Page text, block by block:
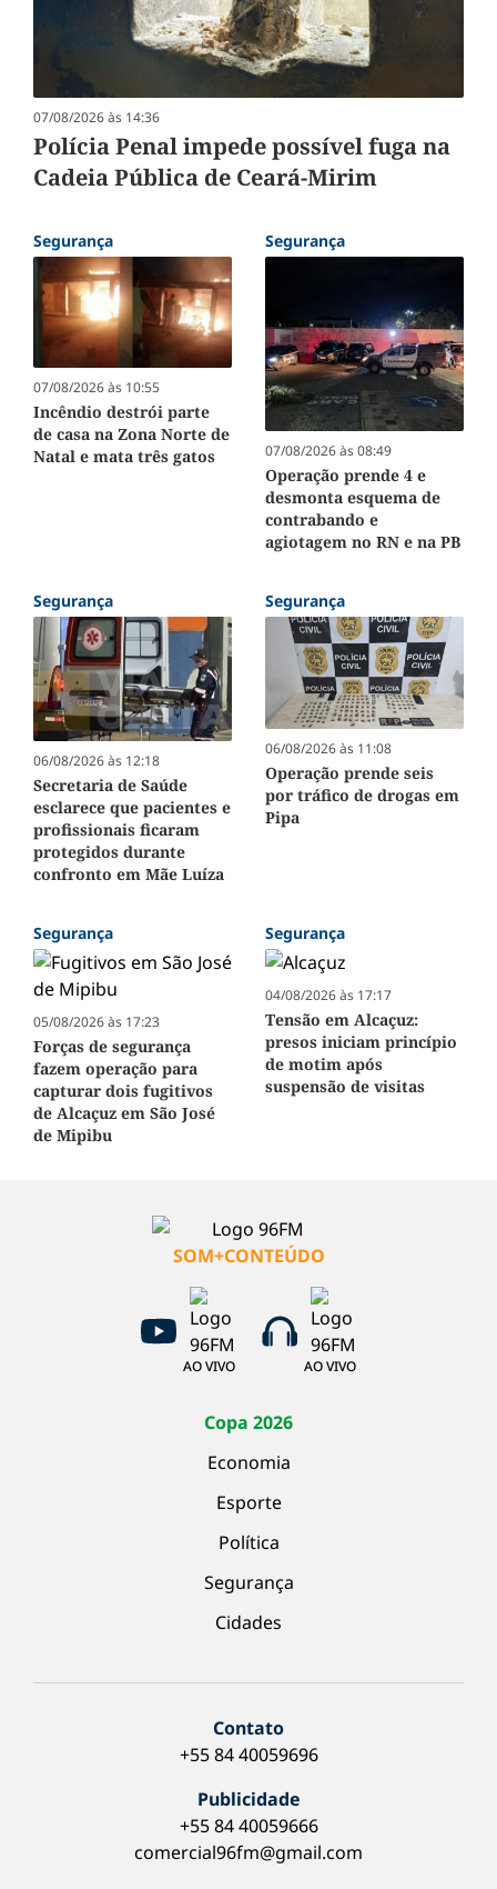
07/08/2026 às 14:36
Polícia Penal impede possível fuga na
Cadeia Pública de Ceará-Mirim
Segurança
07/08/2026 às 10:55
Incêndio destrói parte
de casa na Zona Norte de
Natal e mata três gatos
Segurança
07/08/2026 às 08:49
Operação prende 4 e
desmonta esquema de
contrabando e
agiotagem no RN e na PB
Segurança
06/08/2026 às 12:18
Secretaria de Saúde
esclarece que pacientes e
profissionais ficaram
protegidos durante
confronto em Mãe Luíza
Segurança
06/08/2026 às 11:08
Operação prende seis
por tráfico de drogas em
Pipa
Segurança
05/08/2026 às 17:23
Forças de segurança
fazem operação para
capturar dois fugitivos
de Alcaçuz em São José
de Mipibu
Segurança
04/08/2026 às 17:17
Tensão em Alcaçuz:
presos iniciam princípio
de motim após
suspensão de visitas
SOM+CONTEÚDO
AO VIVO AO VIVO
Copa 2026
Economia
Esporte
Política
Segurança
Cidades
Contato
+55 84 40059696
Publicidade
+55 84 40059666
comercial96fm@gmail.com